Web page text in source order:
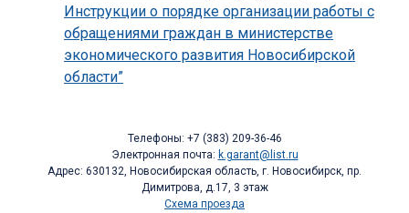
Инструкции о порядке организации работы с
обращениями граждан в министерстве
экономического развития Новосибирской
области”
Телефоны: +7 (383) 209-36-46
Электронная почта: k.garant@list.ru
Адрес: 630132, Новосибирская область, г. Новосибирск, пр.
Димитрова, д.17, 3 этаж
Схема проезда